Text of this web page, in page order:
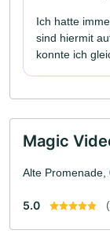
Ich hatte
sind hiermit
konnte ich
Magic
Alte Promenade,
5.0